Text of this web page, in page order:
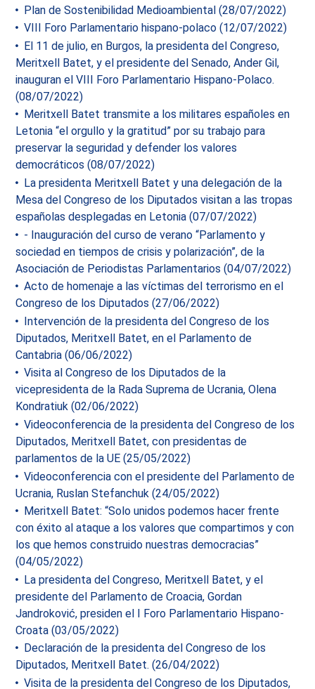
Plan de Sostenibilidad Medioambiental (28/07/2022)
VIII Foro Parlamentario hispano-polaco (12/07/2022)
El 11 de julio, en Burgos, la presidenta del Congreso,
Meritxell Batet, y el presidente del Senado, Ander Gil,
inauguran el VIII Foro Parlamentario Hispano-Polaco.
(08/07/2022)
Meritxell Batet transmite a los militares españoles en
Letonia “el orgullo y la gratitud” por su trabajo para
preservar la seguridad y defender los valores
democráticos (08/07/2022)
La presidenta Meritxell Batet y una delegación de la
Mesa del Congreso de los Diputados visitan a las tropas
españolas desplegadas en Letonia (07/07/2022)
- Inauguración del curso de verano “Parlamento y
sociedad en tiempos de crisis y polarización”, de la
Asociación de Periodistas Parlamentarios (04/07/2022)
Acto de homenaje a las víctimas del terrorismo en el
Congreso de los Diputados (27/06/2022)
Intervención de la presidenta del Congreso de los
Diputados, Meritxell Batet, en el Parlamento de
Cantabria (06/06/2022)
Visita al Congreso de los Diputados de la
vicepresidenta de la Rada Suprema de Ucrania, Olena
Kondratiuk (02/06/2022)
Videoconferencia de la presidenta del Congreso de los
Diputados, Meritxell Batet, con presidentas de
parlamentos de la UE (25/05/2022)
Videoconferencia con el presidente del Parlamento de
Ucrania, Ruslan Stefanchuk (24/05/2022)
Meritxell Batet: “Solo unidos podemos hacer frente
con éxito al ataque a los valores que compartimos y con
los que hemos construido nuestras democracias”
(04/05/2022)
La presidenta del Congreso, Meritxell Batet, y el
presidente del Parlamento de Croacia, Gordan
Jandroković, presiden el I Foro Parlamentario Hispano-
Croata (03/05/2022)
Declaración de la presidenta del Congreso de los
Diputados, Meritxell Batet. (26/04/2022)
Visita de la presidenta del Congreso de los Diputados,